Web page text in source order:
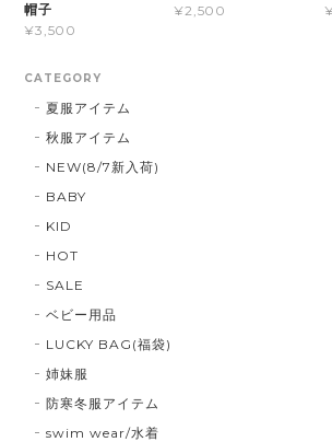
帽子
¥3,500
¥2,500
CATEGORY
夏服アイテム
秋服アイテム
NEW(8/7新入荷)
BABY
KID
HOT
SALE
ベビー用品
LUCKY BAG(福袋)
姉妹服
防寒冬服アイテム
swim wear/水着